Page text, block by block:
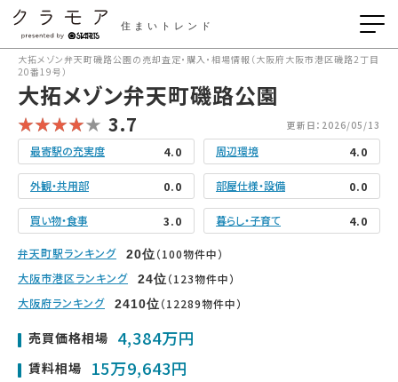
住まいトレンド
大拓メゾン弁天町磯路公園の売却査定・購入・相場情報（大阪府大阪市港区磯路2丁目
20番19号）
大拓メゾン弁天町磯路公園
3.7 更新日：2026/05/13
最寄駅の充実度 4.0 周辺環境 4.0
外観・共用部 0.0 部屋仕様・設備 0.0
買い物・食事 3.0 暮らし・子育て 4.0
弁天町駅ランキング 20位（100物件中）
大阪市港区ランキング
24位（123物件中）
大阪府ランキング
2410位（12289物件中）
売買価格相場 4,384万円
賃料相場 15万9,643円